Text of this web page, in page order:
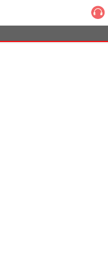
মেসিরা, ইংল্যান্ড-বধের